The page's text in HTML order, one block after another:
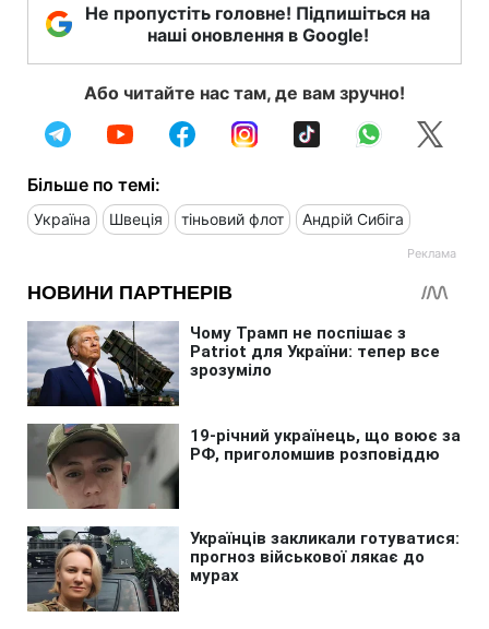
Не пропустіть головне! Підпишіться на
наші оновлення в Google!
Або читайте нас там, де вам зручно!
Більше по темі:
Україна Швеція тіньовий флот Андрій Сибіга